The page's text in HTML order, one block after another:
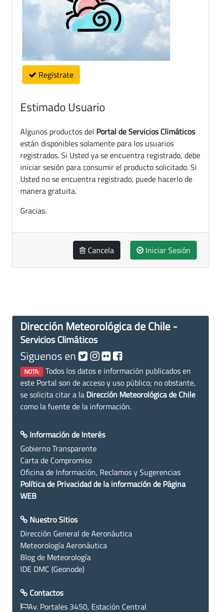
Regístrate
Estimado Usuario
Algunos productos del Portal de Servicios Climáticos
están disponibles solamente para los usuarios
registrados. Si Usted ya se encuentra registrado, debe
iniciar sesión para consumir el producto solicitado. Si
Usted no se encuentra registrado, puede hacerlo de
manera gratuita.
Gracias.
Cancela Iniciar Sesión
Dirección Meteorológica de Chile -
Servicios Climáticos
Siguenos en
NOTA: Todos los datos e información publicados en
este Portal son de acceso y uso público; no obstante,
se solicita citar a la Dirección Meteorológica de Chile
como la fuente de la información.
Información de Interés
Gobierno Transparente
Carta de Compromiso
Oficina de Información, Reclamos y Sugerencias
Política de Privacidad de la información de Página
WEB
Nuestro Sitios
Dirección General de Aeronáutica
Meteorología Aeronáutica
Blog de Meteorología
IDE DMC (Geonode)
Contactos
Av. Portales 3450, Estación Central